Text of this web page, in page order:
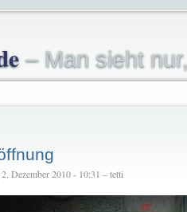
– Man sieht
Dezember 2010 - 10:31 – tetti